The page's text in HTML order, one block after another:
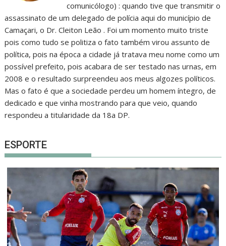
comunicólogo) : quando tive que transmitir o
assassinato de um delegado de polícia aqui do município de
Camaçari, o Dr. Cleiton Leão . Foi um momento muito triste
pois como tudo se politiza o fato também virou assunto de
política, pois na época a cidade já tratava meu nome como um
possível prefeito, pois acabara de ser testado nas urnas, em
2008 e o resultado surpreendeu aos meus algozes políticos.
Mas o fato é que a sociedade perdeu um homem íntegro, de
dedicado e que vinha mostrando para que veio, quando
respondeu a titularidade da 18a DP.
ESPORTE